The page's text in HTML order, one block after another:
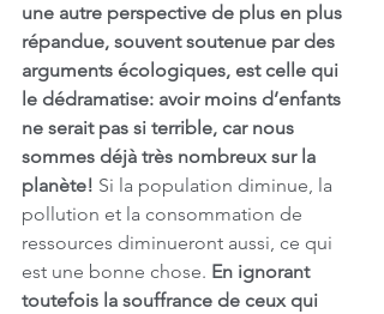
une autre perspective de plus en plus
répandue, souvent soutenue par des
arguments écologiques, est celle qui
le dédramatise: avoir moins d’enfants
ne serait pas si terrible, car nous
sommes déjà très nombreux sur la
planète! Si la population diminue, la
pollution et la consommation de
ressources diminueront aussi, ce qui
est une bonne chose. En ignorant
toutefois la souffrance de ceux qui